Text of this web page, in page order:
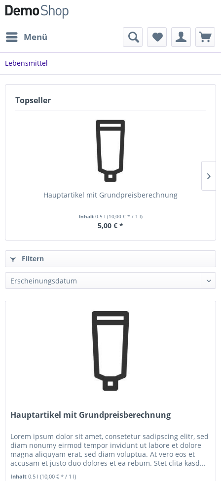
Menü
Lebensmittel
Topseller
Hauptartikel mit Grundpreisberechnung
Inhalt 0.5 l (10,00 € * / 1 l)
5,00 € *
Filtern
Hauptartikel mit Grundpreisberechnung
Lorem ipsum dolor sit amet, consetetur sadipscing elitr, sed
diam nonumy eirmod tempor invidunt ut labore et dolore
magna aliquyam erat, sed diam voluptua. At vero eos et
accusam et justo duo dolores et ea rebum. Stet clita kasd...
Inhalt0.5 l(10,00 € * / 1 l)